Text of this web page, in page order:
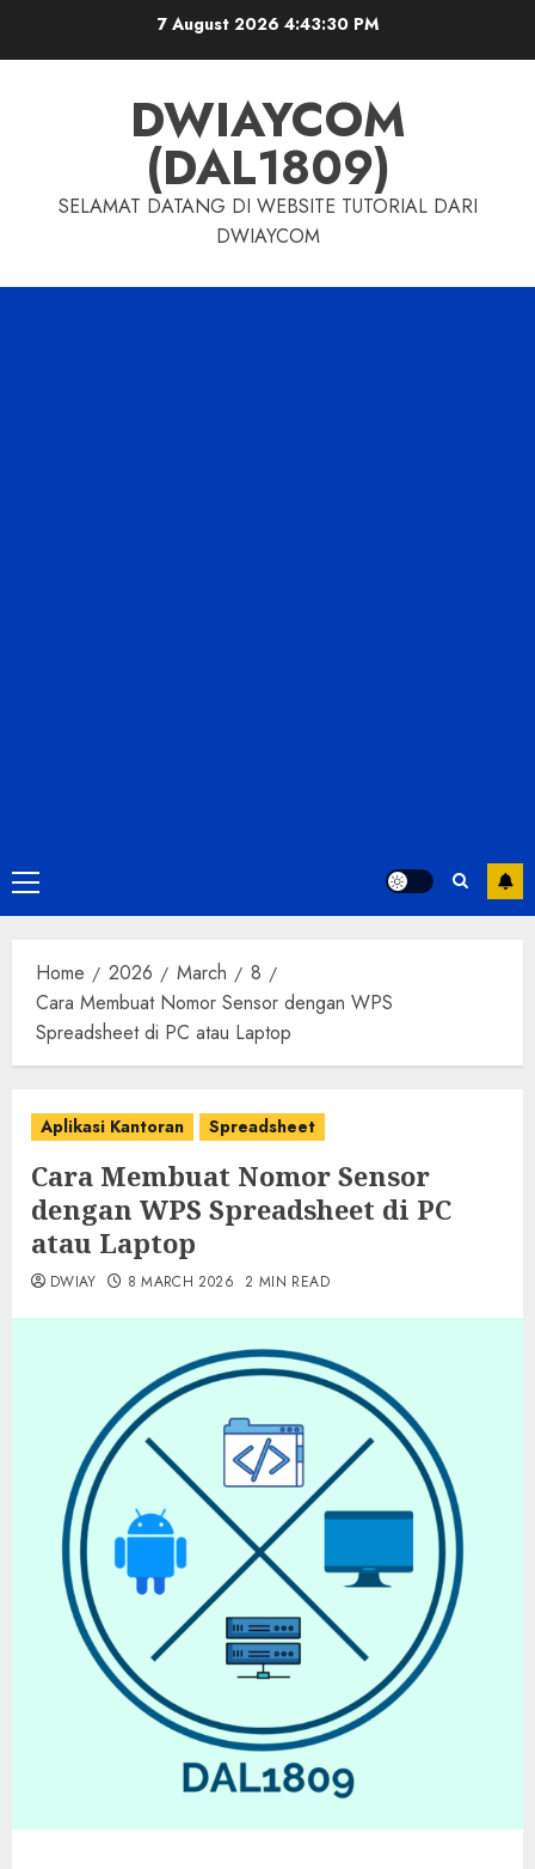
7 August 20264:43:31 PM
DWIAYCOM
(DAL1809)
SELAMAT DATANG DI WEBSITE TUTORIAL DARI
DWIAYCOM
Home 2026 March
8
Cara Membuat Nomor Sensor dengan WPS
Spreadsheet di PC atau Laptop
Aplikasi Kantoran Spreadsheet
Cara Membuat Nomor Sensor
dengan WPS Spreadsheet di PC
atau Laptop
DWIAY 8 MARCH 2026 2 MIN READ